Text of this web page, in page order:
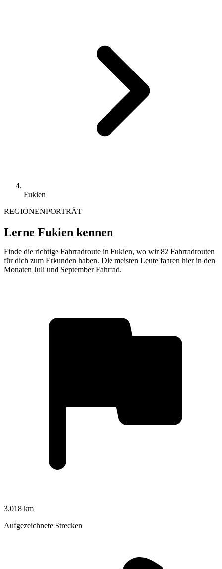
Fukien
REGIONENPORTRÄT
Lerne Fukien kennen
Finde die richtige Fahrradroute in Fukien, wo wir 82 Fahrradrouten
für dich zum Erkunden haben. Die meisten Leute fahren hier in den
Monaten Juli und September Fahrrad.
3.018 km
Aufgezeichnete Strecken